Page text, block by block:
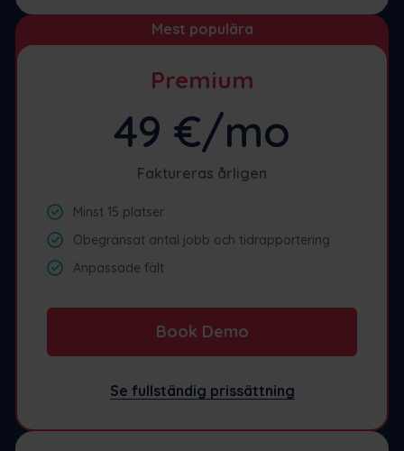
Mest populära
Premium
49 €/mo
Faktureras årligen
Minst 15 platser
Obegränsat antal jobb och tidrapportering
Anpassade fält
Book Demo
Se fullständig prissättning